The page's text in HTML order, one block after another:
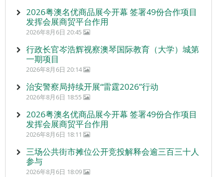
2026粤澳名优商品展今开幕 签署49份合作项目
发挥会展商贸平台作用
2026年8月6日 20:45
行政长官岑浩辉视察澳琴国际教育（大学）城第
一期项目
2026年8月6日 20:14
治安警察局持续开展“雷霆2026”行动
2026年8月6日 18:55
2026粤澳名优商品展今开幕 签署49份合作项目
发挥会展商贸平台作用
2026年8月6日 18:11
三场公共街市摊位公开竞投解释会逾三百三十人
参与
2026年8月6日 18:09